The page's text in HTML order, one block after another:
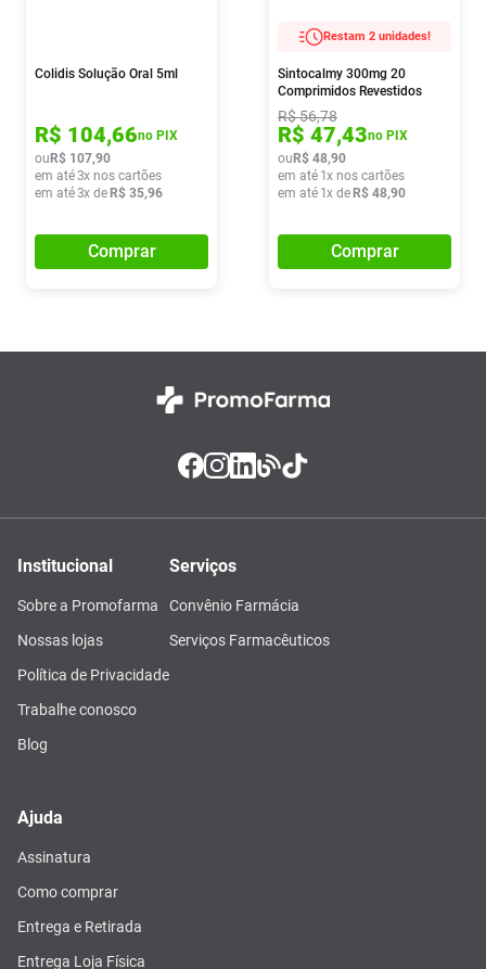
Colidis Solução Oral 5ml
R$ 104,66no PIX
ou R$ 107,90
em até3x nos cartões
em até3x de R$ 35,96
Comprar
Restam 2 unidades!
Sintocalmy 300mg 20
Comprimidos Revestidos
R$56,78
R$ 47,43no PIX
ou R$ 48,90
em até 1x nos cartões
em até 1x de R$ 48,90
Comprar
Institucional
Sobre a Promofarma
Nossas lojas
Política de Privacidade
Trabalhe conosco
Blog
Serviços
Convênio Farmácia
Serviços Farmacêuticos
Ajuda
Assinatura
Como comprar
Entrega e Retirada
Entrega Loja Física